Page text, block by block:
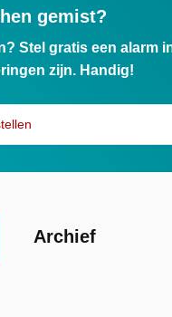
gemist?
Stel gratis een alarm
zijn. Handig!
Archief